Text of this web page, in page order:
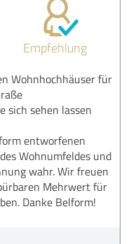
Empfehlung
Wohnhochhäuser für
sich sehen lassen
entworfenen
Wohnumfeldes und
wahr. Wir freuen
Mehrwert für
Danke Belform!